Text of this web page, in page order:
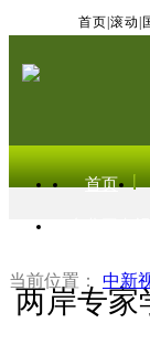
首页 滚动
首页
当前位置： 中新
两岸专家